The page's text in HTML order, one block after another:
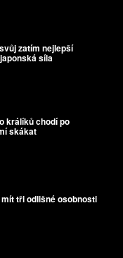
zatím nejlepší
síla
králíků chodí po
skákat
tři odlišné osobnosti